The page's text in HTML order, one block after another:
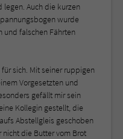
legen. Auch die kurzen
wurde
und falschen Fährten
sich. Mit seiner ruppigen
Vorgesetzten und
gefällt mir sein
Kollegin gestellt, die
Abstellgleis geschoben
die Butter vom Brot